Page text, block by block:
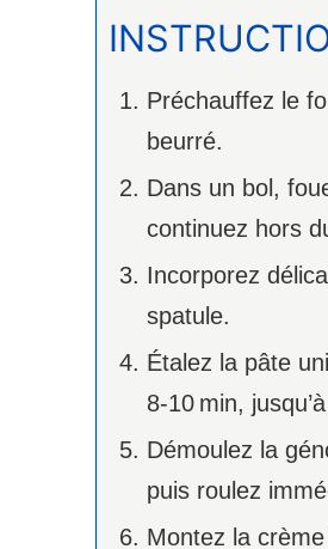
Préchauffez le
beurré.
Dans un bol,
continuez hors
Incorporez
spatule.
Étalez la pâte
8‑10 min,
Démoulez la
puis roulez
Montez la